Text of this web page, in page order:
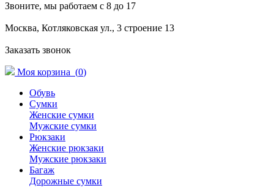
Звоните, мы работаем с 8 до 17
Москва, Котляковская ул., 3 строение 13
Заказать звонок
Моя корзина (0)
Обувь
Сумки
Женские сумки
Мужские сумки
Рюкзаки
Женские рюкзаки
Мужские рюкзаки
Багаж
Дорожные сумки